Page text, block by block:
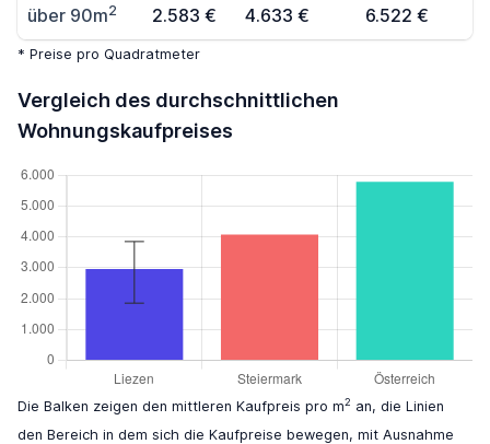
über 90m2 2.583 € 4.633 € 6.522 €
* Preise pro Quadratmeter
Vergleich des durchschnittlichen
Wohnungskaufpreises
Die Balken zeigen den mittleren Kaufpreis pro m2 an, die Linien
den Bereich in dem sich die Kaufpreise bewegen, mit Ausnahme